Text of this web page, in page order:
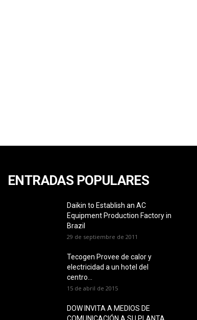
ENTRADAS POPULARES
Daikin to Establish an AC
Equipment Production Factory in
Brazil
29 de septiembre de 2011
Tecogen Provee de calor y
electricidad a un hotel del
centro...
15 de abril de 2015
DOW INVITA A MEDIOS DE